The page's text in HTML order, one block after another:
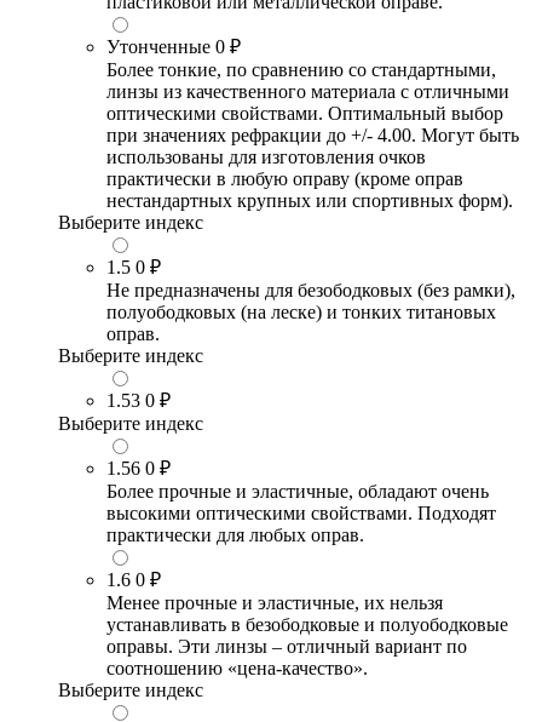
Утонченные 0 ₽
Более тонкие, по сравнению со стандартными,
линзы из качественного материала с отличными
оптическими свойствами. Оптимальный выбор
при значениях рефракции до +/- 4.00. Могут быть
использованы для изготовления очков
практически в любую оправу (кроме оправ
нестандартных крупных или спортивных форм).
Выберите индекс
1.5 0 ₽
Не предназначены для безободковых (без рамки),
полуободковых (на леске) и тонких титановых
оправ.
Выберите индекс
1.53 0 ₽
Выберите индекс
1.56 0 ₽
Более прочные и эластичные, обладают очень
высокими оптическими свойствами. Подходят
практически для любых оправ.
1.6 0 ₽
Менее прочные и эластичные, их нельзя
устанавливать в безободковые и полуободковые
оправы. Эти линзы – отличный вариант по
соотношению «цена-качество».
Выберите индекс